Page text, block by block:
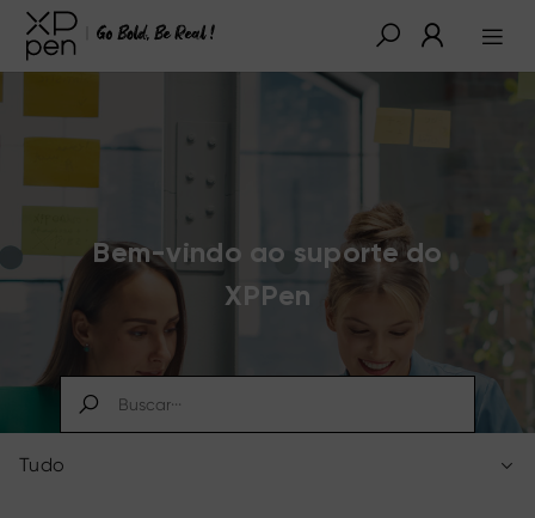
Bem-vindo ao suporte do
XPPen
Tudo